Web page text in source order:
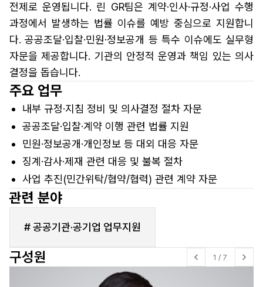
전제로 운영됩니다. 린 GR팀은 계약·인사·규정·사업 수행
과정에서 발생하는 법률 이슈를 예방 중심으로 지원합니
다. 공공조달·입찰·민원·정보공개 등 특수 이슈에도 실무형
자문을 제공합니다. 기관의 안정적 운영과 책임 있는 의사
결정을 돕습니다.
주요 업무
내부 규정·지침 정비 및 의사결정 절차 자문
공공조달·입찰·계약 이행 관련 법률 지원
민원·정보공개·개인정보 등 대외 대응 자문
징계·감사·제재 관련 대응 및 불복 절차
사업 추진(민간위탁/협약/협력) 관련 계약 자문
관련 분야
# 공공기관·공기업 업무지원
구성원 1 / 7